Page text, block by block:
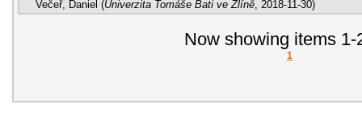
Večeř, Daniel (Univerzita Tomáše Bati ve Zlíně 2018-11-30)
Now showing items 1-
1